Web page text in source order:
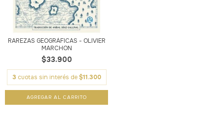
RAREZAS GEOGRÁFICAS - OLIVIER
MARCHON
$33.900
3 cuotas sin interés de $11.300